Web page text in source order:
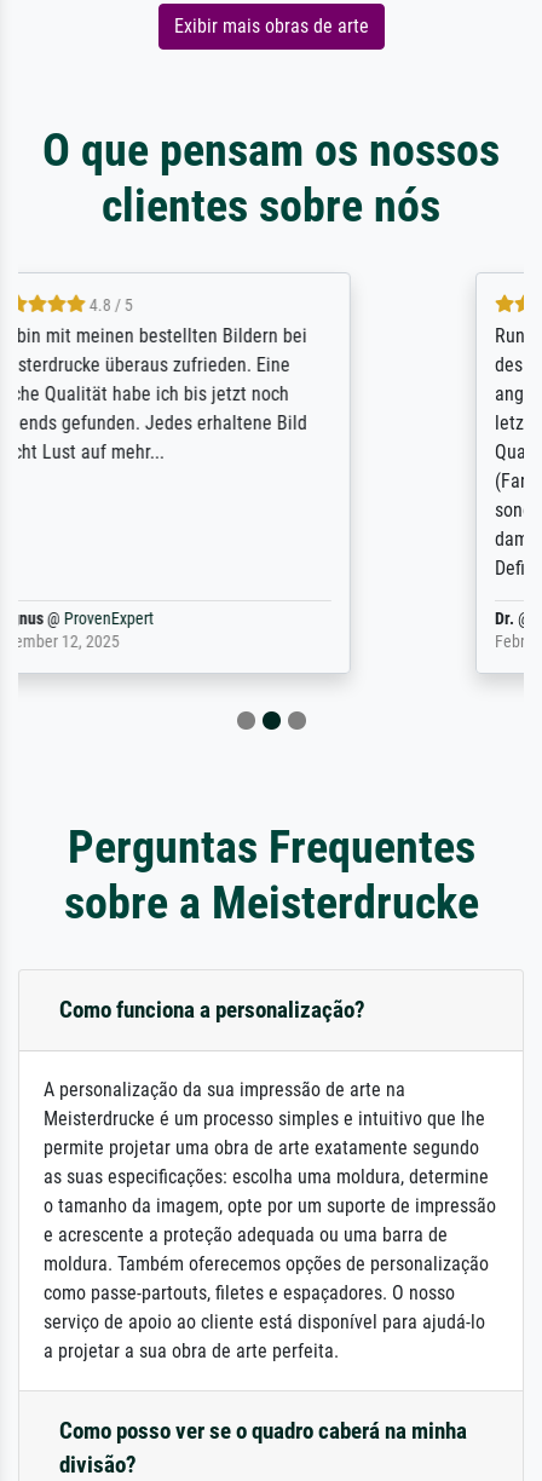
Exibir mais obras de arte
O que pensam os nossos
clientes sobre nós
Rundum positive Erfahrung. Die Ausführung
des Auftrags hat eine Weile gedauert, die
angekündigte Lieferzeit wurde aber
letztlich sogar etwas unterschritten. Die
Qualität des Papiers und des Drucks
Dr.@ProvenExpert
February 3, 2026
Perguntas Frequentes
sobre a Meisterdrucke
Como funciona a personalização?
A personalização da sua impressão de arte na
Meisterdrucke é um processo simples e intuitivo que lhe
permite projetar uma obra de arte exatamente segundo
as suas especificações: escolha uma moldura, determine
o tamanho da imagem, opte por um suporte de impressão
e acrescente a proteção adequada ou uma barra de
moldura. Também oferecemos opções de personalização
como passe-partouts, filetes e espaçadores. O nosso
serviço de apoio ao cliente está disponível para ajudá-lo
a projetar a sua obra de arte perfeita.
Como posso ver se o quadro caberá na minha
divisão?